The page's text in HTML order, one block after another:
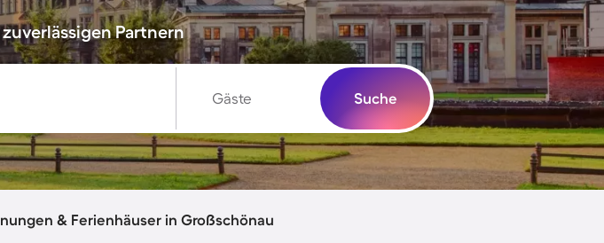
Partnern
Gäste Suche
& Ferienhäuser in Großschönau